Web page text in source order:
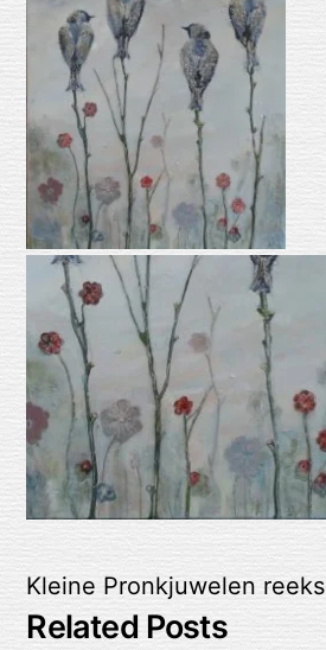
Kleine Pronkjuwelen reeks
Related Posts